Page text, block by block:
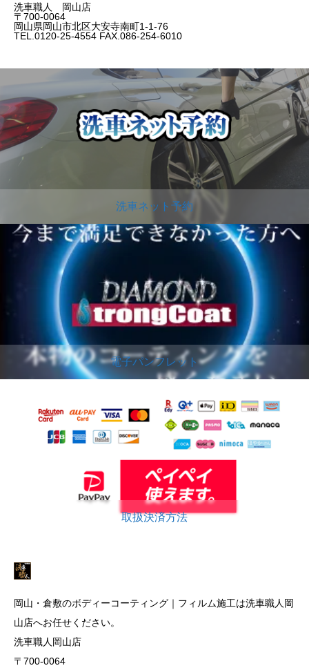
洗車職人 岡山店
〒700-0064
岡山県岡山市北区大安寺南町1-1-76
TEL.0120-25-4554 FAX.086-254-6010
洗車ネット予約
電子パンフレット
取扱決済方法
岡山・倉敷のボディーコーティング｜フィルム施工は洗車職人岡
山店へお任せください。
洗車職人岡山店
〒700-0064